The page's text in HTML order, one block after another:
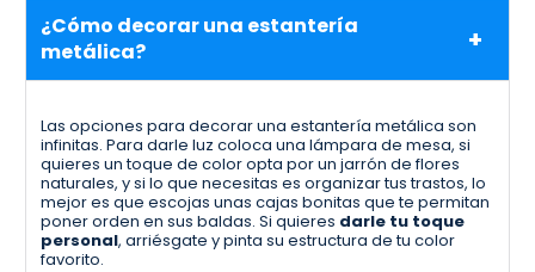
¿Cómo decorar una estantería
metálica?
Las opciones para decorar una estantería metálica son
infinitas. Para darle luz coloca una lámpara de mesa, si
quieres un toque de color opta por un jarrón de flores
naturales, y si lo que necesitas es organizar tus trastos, lo
mejor es que escojas unas cajas bonitas que te permitan
poner orden en sus baldas. Si quieres darle tu toque
personal, arriésgate y pinta su estructura de tu color
favorito.